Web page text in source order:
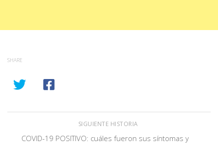
SHARE
SIGUIENTE HISTORIA
COVID-19 POSITIVO: cuáles fueron sus síntomas y